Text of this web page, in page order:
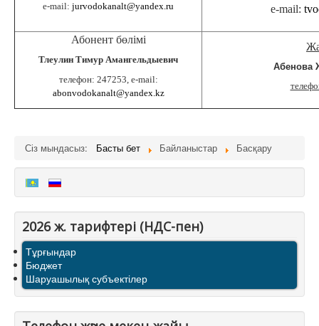
e-mail: jurvodokanalt@yandex.ru
e-mail:
Абонент бөлімі
Тлеулин Тимур Амангельдыевич
телефон: 247253, e-mail:
abonvodokanalt@yandex.kz
Абенова
Сіз мындасыз: Басты бет Байланыстар Басқару
2026 ж. тарифтерi (НДС-пен)
Тұрғындар
Бюджет
Шаруашылық субъектілер